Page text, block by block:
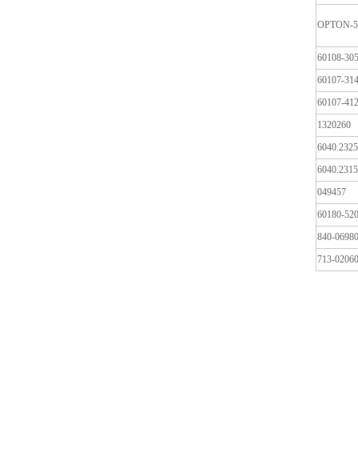
OPTON-
60108-305
60107-314
60107-412
1320260
6040.2325
6040.2315
049457
60180-520
840-
713-